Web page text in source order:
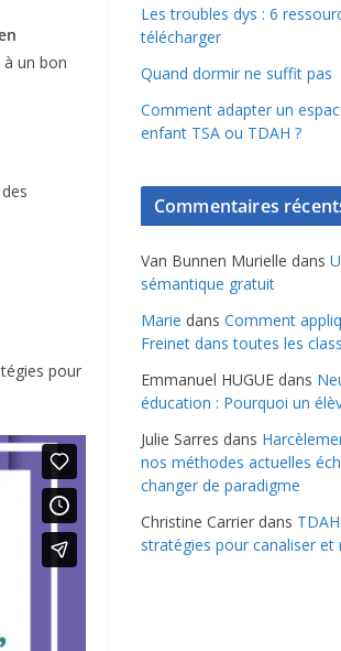
un bon
pour
Les troubles dys : 6
télécharger
Quand dormir ne suffit pas
Comment adapter un
enfant TSA ou TDAH ?
Commentaires
Van Bunnen Murielle dans
sémantique gratuit
Marie dans Comment
Freinet dans toutes les
Emmanuel HUGUE dans
éducation : Pourquoi un
Julie Sarres dans
nos méthodes actuelles
changer de paradigme
Christine Carrier dans
stratégies pour canaliser et